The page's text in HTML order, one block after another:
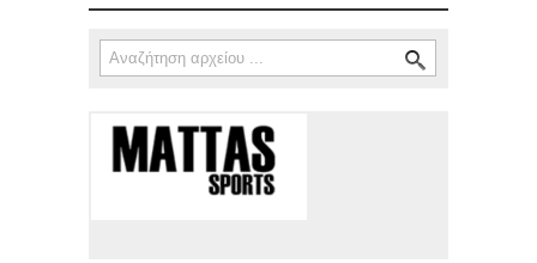
Φόρμα αναζήτησης
Αναζήτηση